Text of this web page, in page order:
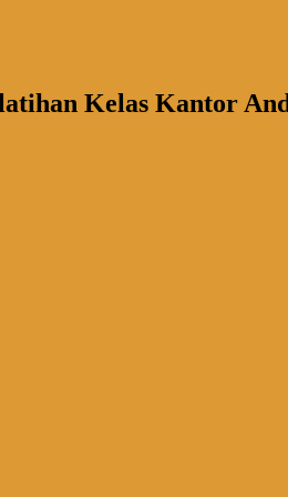
Kelas Kantor